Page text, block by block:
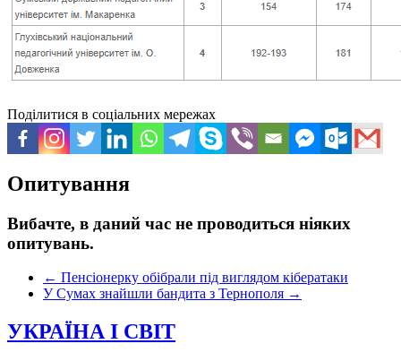
Поділитися в соціальних мережах
Опитування
Вибачте, в даний час не проводиться ніяких
опитувань.
← Пенсіонерку обібрали під виглядом кібератаки
У Сумах знайшли бандита з Тернополя →
УКРАЇНА І СВІТ